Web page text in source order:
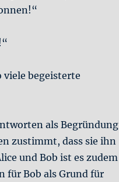
viele begeisterte
als Begründung
zustimmt, dass sie ihn
und Bob ist es zudem
für Bob als Grund für